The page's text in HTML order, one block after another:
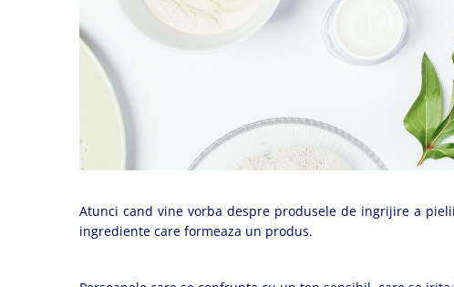
Atunci cand vine vorba despre produsele de ingrijire a
ingrediente care formeaza un produs.